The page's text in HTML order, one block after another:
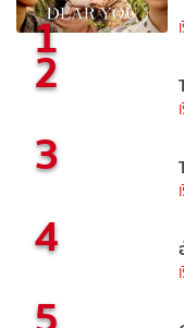
1
2
3
4